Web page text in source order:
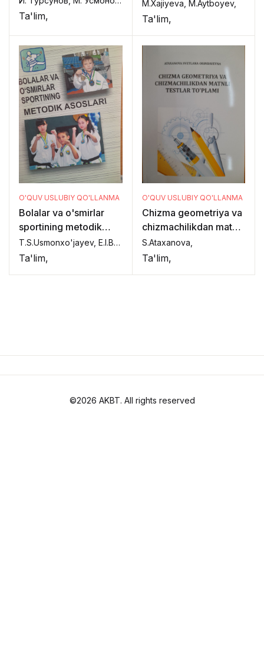
Ta'lim,
M.Xajiyeva, M.Aytboyev,
Ta'lim,
O'QUV USLUBIY QO'LLANMA
Bolalar va o'smirlar
sportining metodik
asoslari
T.S.Usmonxo'jayev, E.I.Boyto'raev,
Ta'lim,
O'QUV USLUBIY QO'LLANMA
Chizma geometriya va
chizmachilikdan matnli
testlar to'plami
S.Ataxanova,
Ta'lim,
©2026 AKBT. All rights reserved